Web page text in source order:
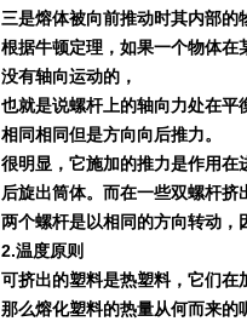
三是熔体被向前推动时其内部的
根据牛顿定理，如果一个物体
没有轴向运动的，
也就是说螺杆上的轴向力处在
相同相同但是方向向后推力。
很明显，它施加的推力是作用
后旋出筒体。而在一些双螺杆
两个螺杆是以相同的方向转动
2.温度原则
可挤出的塑料是热塑料，它们
那么熔化塑料的热量从何而来的